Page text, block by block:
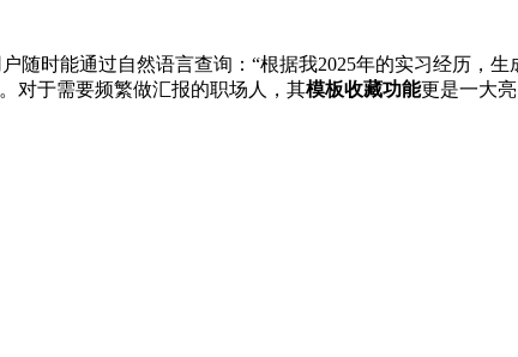
随时能通过自然语言查询：“根据我2025年的实习经历，生
对于需要频繁做汇报的职场人，其模板收藏功能更是一大